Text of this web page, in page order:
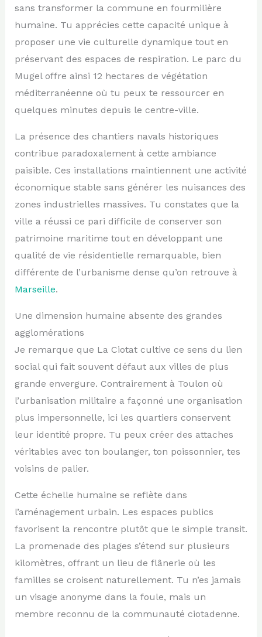
sans transformer la commune en fourmilière
humaine. Tu apprécies cette capacité unique à
proposer une vie culturelle dynamique tout en
préservant des espaces de respiration. Le parc du
Mugel offre ainsi 12 hectares de végétation
méditerranéenne où tu peux te ressourcer en
quelques minutes depuis le centre-ville.
La présence des chantiers navals historiques
contribue paradoxalement à cette ambiance
paisible. Ces installations maintiennent une activité
économique stable sans générer les nuisances des
zones industrielles massives. Tu constates que la
ville a réussi ce pari difficile de conserver son
patrimoine maritime tout en développant une
qualité de vie résidentielle remarquable, bien
différente de l’urbanisme dense qu’on retrouve à
Marseille.
Une dimension humaine absente des grandes
agglomérations
Je remarque que La Ciotat cultive ce sens du lien
social qui fait souvent défaut aux villes de plus
grande envergure. Contrairement à Toulon où
l’urbanisation militaire a façonné une organisation
plus impersonnelle, ici les quartiers conservent
leur identité propre. Tu peux créer des attaches
véritables avec ton boulanger, ton poissonnier, tes
voisins de palier.
Cette échelle humaine se reflète dans
l’aménagement urbain. Les espaces publics
favorisent la rencontre plutôt que le simple transit.
La promenade des plages s’étend sur plusieurs
kilomètres, offrant un lieu de flânerie où les
familles se croisent naturellement. Tu n’es jamais
un visage anonyme dans la foule, mais un
membre reconnu de la communauté ciotadenne.